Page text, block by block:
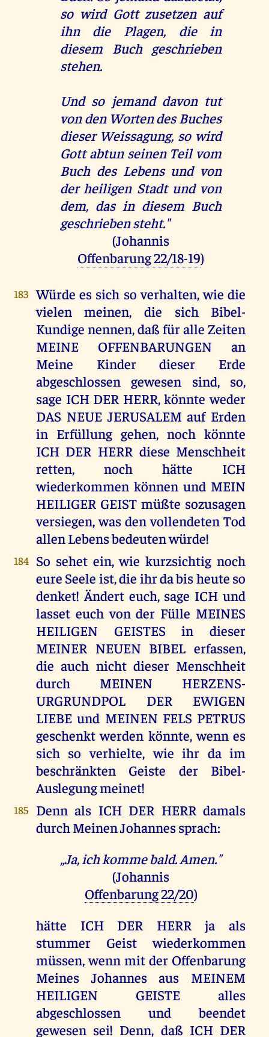
so wird Gott zusetzen auf
ihn die Plagen, die in
diesem Buch geschrieben
stehen.
Und so jemand davon tut
von den Worten des Buches
dieser Weissagung, so wird
Gott abtun seinen Teil vom
Buch des Lebens und von
der heiligen Stadt und von
dem, das in diesem Buch
geschrieben steht."
(Johannis
Offenbarung 22/18-19)
183 Würde es sich so verhalten, wie die
vielen meinen, die sich Bibel-
Kundige nennen, daß für alle Zeiten
MEINE OFFENBARUNGEN an
Meine Kinder dieser Erde
abgeschlossen gewesen sind, so,
sage ICH DER HERR, könnte weder
DAS NEUE JERUSALEM auf Erden
in Erfüllung gehen, noch könnte
ICH DER HERR diese Menschheit
retten, noch hätte ICH
wiederkommen können und MEIN
HEILIGER GEIST müßte sozusagen
versiegen, was den vollendeten Tod
allen Lebens bedeuten würde!
184 So sehet ein, wie kurzsichtig noch
eure Seele ist, die ihr da bis heute so
denket! Ändert euch, sage ICH und
lasset euch von der Fülle MEINES
HEILIGEN GEISTES in dieser
MEINER NEUEN BIBEL erfassen,
die auch nicht dieser Menschheit
durch MEINEN HERZENS-
URGRUNDPOL DER EWIGEN
LIEBE und MEINEN FELS PETRUS
geschenkt werden könnte, wenn es
sich so verhielte, wie ihr da im
beschränkten Geiste der Bibel-
Auslegung meinet!
185
Denn als ICH DER HERR damals
durch Meinen Johannes sprach:
„Ja, ich komme bald. Amen."
(Johannis
Offenbarung 22/20)
hätte ICH DER HERR ja als
stummer Geist wiederkommen
müssen, wenn mit der Offenbarung
Meines Johannes aus MEINEM
HEILIGEN GEISTE alles
abgeschlossen und beendet
gewesen sei! Denn, daß ICH DER